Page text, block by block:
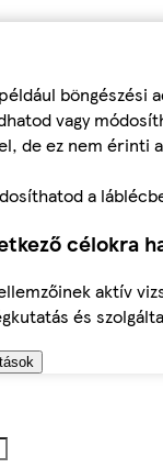
böngészési
vagy
de ez nem érinti
a
célokra
aktív
és